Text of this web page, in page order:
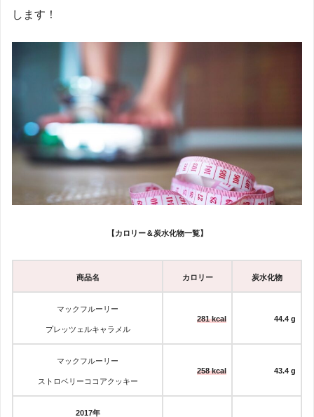
します！
【カロリー＆炭水化物一覧】
商品名 カロリー 炭水化物
マックフルーリー
プレッツェルキャラメル
281 kcal 44.4 g
マックフルーリー
ストロベリーココアクッキー
258 kcal 43.4 g
2017年